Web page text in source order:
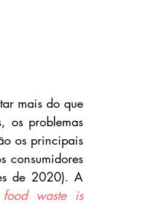
mais do que
os problemas
os principais
consumidores
de 2020). A
food waste is